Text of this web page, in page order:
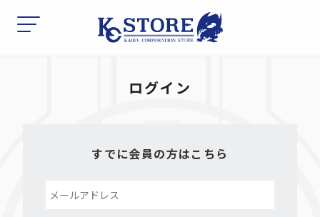
ログイン
すでに会員の方はこちら